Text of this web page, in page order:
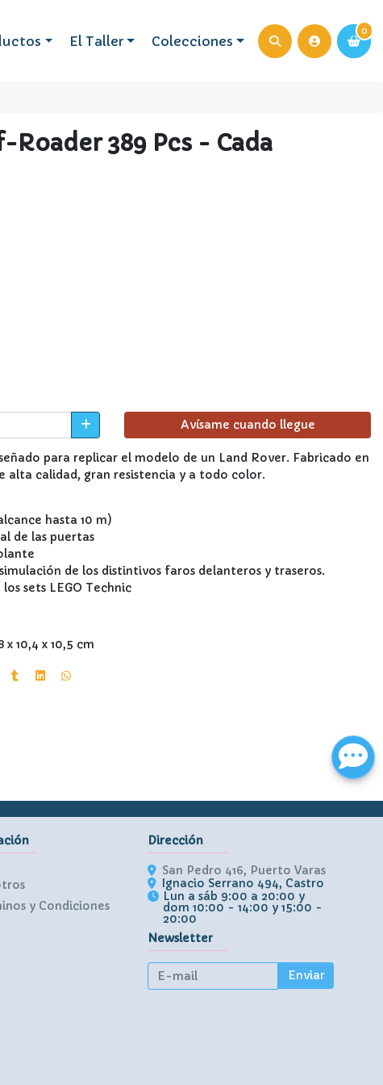
0
El Taller Colecciones
0
389 Pcs - Cada
Avísame cuando llegue
para replicar el modelo de un Land Rover. Fabricado en
alta calidad, gran resistencia y a todo color.
hasta 10 m)
de las puertas
de los distintivos faros delanteros y traseros.
sets LEGO Technic
10,4 x 10,5 cm
y Condiciones
Dirección
San Pedro 416, Puerto Varas
Ignacio Serrano 494, Castro
Lun a sáb 9:00 a 20:00 y
dom 10:00 - 14:00 y 15:00 -
20:00
Newsletter
Enviar